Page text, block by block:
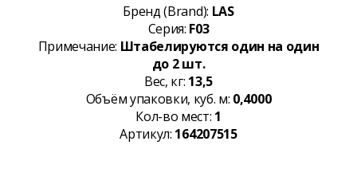
Бренд (Brand): LAS
Серия: F03
Примечание: Штабелируются один на один
до 2 шт.
Вес, кг: 13,5
Объём упаковки, куб. м: 0,4000
Кол-во мест: 1
Артикул: 164207515